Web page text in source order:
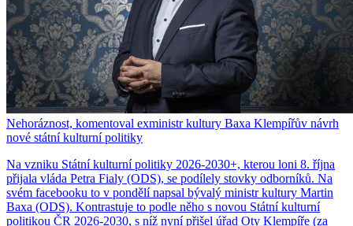
Nehoráznost, komentoval exministr kultury Baxa Klempířův návrh
nové státní kulturní politiky
Na vzniku Státní kulturní politiky 2026-2030+, kterou loni 8. října
přijala vláda Petra Fialy (ODS), se podílely stovky odborníků. Na
svém facebooku to v pondělí napsal bývalý ministr kultury Martin
Baxa (ODS). Kontrastuje to podle něho s novou Státní kulturní
politikou ČR 2026-2030, s níž nyní přišel úřad Oty Klempíře (za